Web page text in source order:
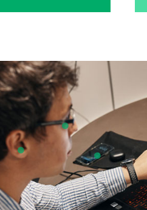
et bienveillance
veille et intérêt
accessibilité